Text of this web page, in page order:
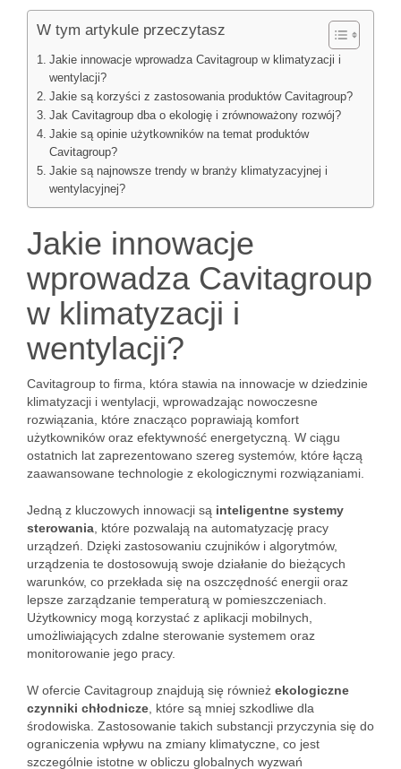
W tym artykule przeczytasz
Jakie innowacje wprowadza Cavitagroup w klimatyzacji i
wentylacji?
Jakie są korzyści z zastosowania produktów Cavitagroup?
Jak Cavitagroup dba o ekologię i zrównoważony rozwój?
Jakie są opinie użytkowników na temat produktów
Cavitagroup?
Jakie są najnowsze trendy w branży klimatyzacyjnej i
wentylacyjnej?
Jakie innowacje
wprowadza Cavitagroup
w klimatyzacji i
wentylacji?
Cavitagroup to firma, która stawia na innowacje w dziedzinie
klimatyzacji i wentylacji, wprowadzając nowoczesne
rozwiązania, które znacząco poprawiają komfort
użytkowników oraz efektywność energetyczną. W ciągu
ostatnich lat zaprezentowano szereg systemów, które łączą
zaawansowane technologie z ekologicznymi rozwiązaniami.
Jedną z kluczowych innowacji są inteligentne systemy
sterowania , które pozwalają na automatyzację pracy
urządzeń. Dzięki zastosowaniu czujników i algorytmów,
urządzenia te dostosowują swoje działanie do bieżących
warunków, co przekłada się na oszczędność energii oraz
lepsze zarządzanie temperaturą w pomieszczeniach.
Użytkownicy mogą korzystać z aplikacji mobilnych,
umożliwiających zdalne sterowanie systemem oraz
monitorowanie jego pracy.
W ofercie Cavitagroup znajdują się również ekologiczne
czynniki chłodnicze , które są mniej szkodliwe dla
środowiska. Zastosowanie takich substancji przyczynia się do
ograniczenia wpływu na zmiany klimatyczne, co jest
szczególnie istotne w obliczu globalnych wyzwań